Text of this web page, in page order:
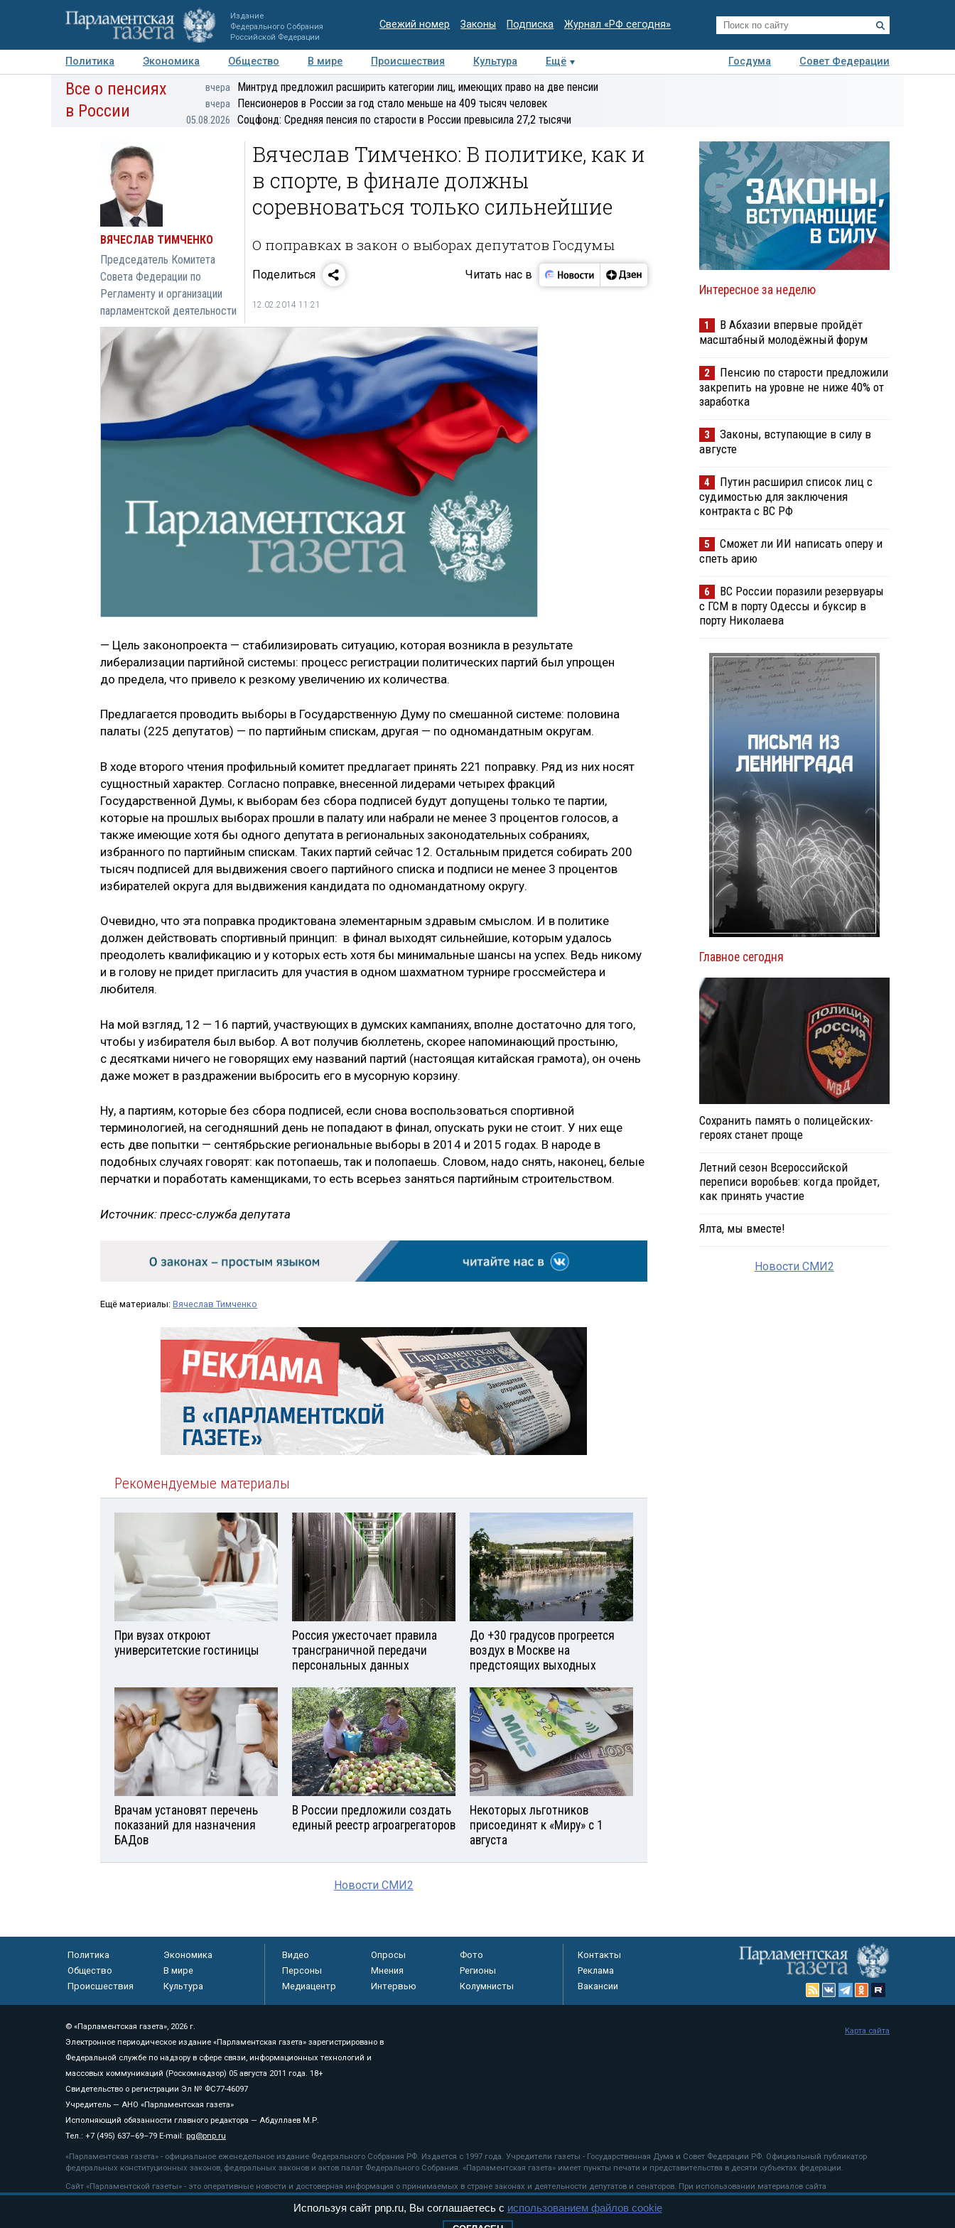
Издание
Федерального Собрания
Российской Федерации
Свежий номер Законы Подписка Журнал «РФ сегодня»
Политика Экономика Общество В мире Происшествия Культура Ещё Госдума
Совет Федерации
Авторы Персоны Мнения Регионы Медиацентр Интервью Колумнисты
Деловая
Все о пенсиях
в России
вчера Минтруд предложил расширить категории лиц, имеющих право на две пенсии
вчера Пенсионеров в России за год стало меньше на 409 тысяч человек
05.08.2026 Соцфонд: Средняя пенсия по старости в России превысила 27,2 тысячи
ВЯЧЕСЛАВ ТИМЧЕНКО
Председатель Комитета
Совета Федерации по
Регламенту и организации
парламентской деятельности
Вячеслав Тимченко: В политике, как и
в спорте, в финале должны
соревноваться только сильнейшие
О поправках в закон о выборах депутатов Госдумы
Поделиться Читать нас в
12.02.2014 11:21
— Цель законопроекта — стабилизировать ситуацию, которая возникла в результате
либерализации партийной системы: процесс регистрации политических партий был упрощен
до предела, что привело к резкому увеличению их количества.
Предлагается проводить выборы в Государственную Думу по смешанной системе: половина
палаты (225 депутатов) — по партийным спискам, другая — по одномандатным округам.
В ходе второго чтения профильный комитет предлагает принять 221 поправку. Ряд из них носят
сущностный характер. Согласно поправке, внесенной лидерами четырех фракций
Государственной Думы, к выборам без сбора подписей будут допущены только те партии,
которые на прошлых выборах прошли в палату или набрали не менее 3 процентов голосов, а
также имеющие хотя бы одного депутата в региональных законодательных собраниях,
избранного по партийным спискам. Таких партий сейчас 12. Остальным придется собирать 200
тысяч подписей для выдвижения своего партийного списка и подписи не менее 3 процентов
избирателей округа для выдвижения кандидата по одномандатному округу.
Очевидно, что эта поправка продиктована элементарным здравым смыслом. И в политике
должен действовать спортивный принцип: в финал выходят сильнейшие, которым удалось
преодолеть квалификацию и у которых есть хотя бы минимальные шансы на успех. Ведь никому
и в голову не придет пригласить для участия в одном шахматном турнире гроссмейстера и
любителя.
На мой взгляд, 12 — 16 партий, участвующих в думских кампаниях, вполне достаточно для того,
чтобы у избирателя был выбор. А вот получив бюллетень, скорее напоминающий простыню,
с десятками ничего не говорящих ему названий партий (настоящая китайская грамота), он очень
даже может в раздражении выбросить его в мусорную корзину.
Ну, а партиям, которые без сбора подписей, если снова воспользоваться спортивной
терминологией, на сегодняшний день не попадают в финал, опускать руки не стоит. У них еще
есть две попытки — сентябрьские региональные выборы в 2014 и 2015 годах. В народе в
подобных случаях говорят: как потопаешь, так и полопаешь. Словом, надо снять, наконец, белые
перчатки и поработать каменщиками, то есть всерьез заняться партийным строительством.
Источник: пресс-служба депутата
Ещё материалы: Вячеслав Тимченко
Рекомендуемые материалы
При вузах откроют
университетские гостиницы
Россия ужесточает правила
трансграничной передачи
персональных данных
До +30 градусов прогреется
воздух в Москве на
предстоящих выходных
Врачам установят перечень
показаний для назначения
БАДов
В России предложили создать
единый реестр агроагрегаторов
Некоторых льготников
присоединят к «Миру» с 1
августа
Новости СМИ2
Интересное за неделю
1
В Абхазии впервые пройдёт
масштабный молодёжный форум
2
Пенсию по старости предложили
закрепить на уровне не ниже 40% от
заработка
3
Законы, вступающие в силу в
августе
4
Путин расширил список лиц с
судимостью для заключения
контракта с ВС РФ
5
Сможет ли ИИ написать оперу и
спеть арию
6
ВС России поразили резервуары
с ГСМ в порту Одессы и буксир в
порту Николаева
Главное сегодня
Сохранить память о полицейских-
героях станет проще
Летний сезон Всероссийской
переписи воробьев: когда пройдет,
как принять участие
Ялта, мы вместе!
Новости СМИ2
Политика
Экономика
Общество
В мире
Происшествия
Культура
Видео Опросы
Фото
Персоны
Мнения
Регионы
Медиацентр
Интервью Колумнисты
Контакты
Реклама
Вакансии
© «Парламентская газета», 2026 г.
Электронное периодическое издание «Парламентская газета» зарегистрировано в
Федеральной службе по надзору в сфере связи, информационных технологий и
массовых коммуникаций (Роскомнадзор) 05 августа 2011 года. 18+
Свидетельство о регистрации Эл № ФС77-46097
Учредитель — АНО «Парламентская газета»
Исполняющий обязанности главного редактора — Абдуллаев М.Р.
Тел.: +7 (495) 637–69–79 E-mail: pg@pnp.ru
«Парламентская газета» - официальное еженедельное издание Федерального Собрания РФ. Издается с 1997 года. Учредители газеты - Государственная Дума и Совет Федерации РФ. Официальный публикатор
федеральных конституционных законов, федеральных законов и актов палат Федерального Собрания. «Парламентская газета» имеет пункты печати и представительства в десяти субъектах федерации.
Сайт «Парламентской газеты» - это оперативные новости и достоверная информация о принимаемых в стране законах и деятельности депутатов и сенаторов. При использовании материалов сайта
«Парламентской газеты» активная ссылка на pnp.ru обязательна.
рекомендательные технологии
Карта сайта
Используя сайт pnp.ru, Вы соглашаетесь с использованием файлов cookie